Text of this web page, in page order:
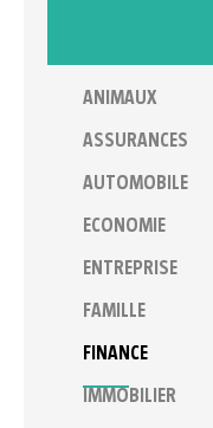
ANIMAUX
ASSURANCES
AUTOMOBILE
ECONOMIE
ENTREPRISE
FAMILLE
FINANCE
IMMOBILIER